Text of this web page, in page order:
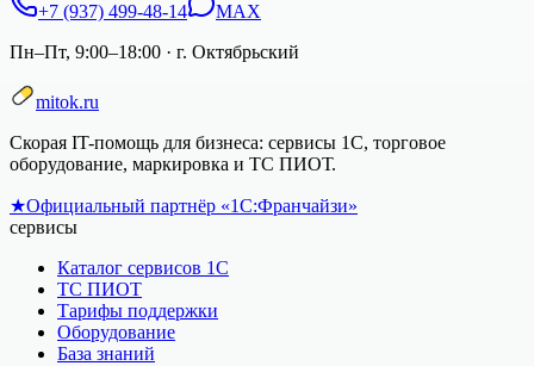
+7 (937) 499-48-14
MAX
Пн–Пт, 9:00–18:00 · г. Октябрьский
mitok.ru
Скорая IT-помощь для бизнеса: сервисы 1С, торговое
оборудование, маркировка и ТС ПИОТ.
★Официальный партнёр «1С:Франчайзи»
сервисы
Каталог сервисов 1С
ТС ПИОТ
Тарифы поддержки
Оборудование
База знаний